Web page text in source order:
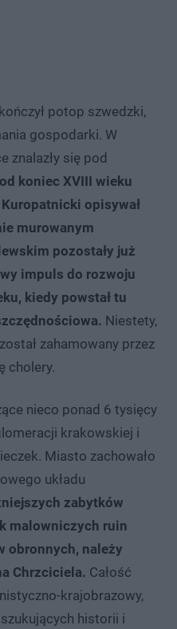
potop szwedzki,
gospodarki. W
znalazły się pod
koniec XVIII wieku
opisywał
murowanym
pozostały już
impuls do rozwoju
kiedy powstał tu
Niestety,
zahamowany przez
cholery.
nieco ponad 6 tysięcy
krakowskiej i
Miasto zachowało
układu
zabytków
malowniczych ruin
obronnych, należy
Chrzciciela. Całość
krajobrazowy,
historii i